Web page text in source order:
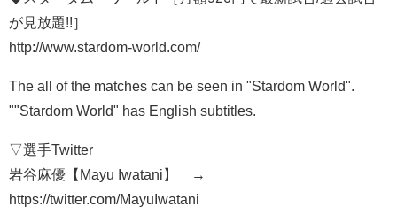
が見放題!!］
http://www.stardom-world.com/
The all of the matches can be seen in "Stardom World".
""Stardom World" has English subtitles.
▽選手Twitter
岩谷麻優【Mayu Iwatani】 →
https://twitter.com/MayuIwatani